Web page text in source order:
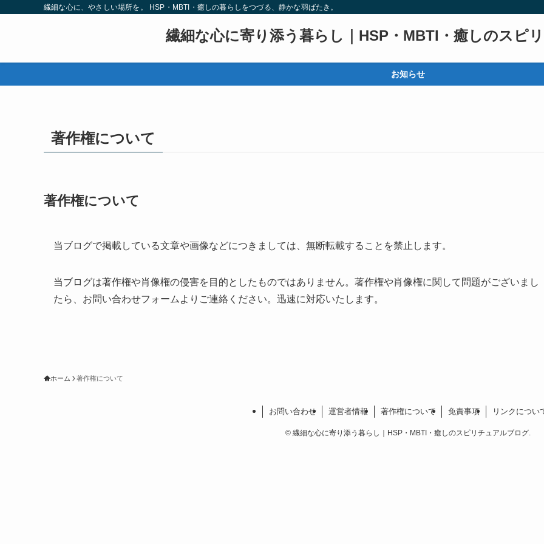
繊細な心に、やさしい場所を。 HSP・MBTI・癒しの暮らしをつづる、静かな羽ばたき。
繊細な心に寄り添う暮らし｜HSP・MBTI・癒しのスピ
お知らせ
著作権について
著作権について
当ブログで掲載している文章や画像などにつきましては、無断転載することを禁止します。
当ブログは著作権や肖像権の侵害を目的としたものではありません。著作権や肖像権に関して問題がございまし
たら、お問い合わせフォームよりご連絡ください。迅速に対応いたします。
ホーム 著作権について
お問い合わせ 運営者情報 著作権について 免責事項 リンクについ
© 繊細な心に寄り添う暮らし｜HSP・MBTI・癒しのスピリチュアルブログ.